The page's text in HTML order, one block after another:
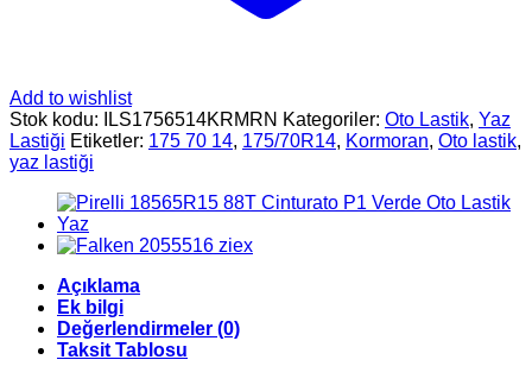
Add to wishlist
Stok kodu:
ILS1756514KRMRN Kategoriler: Oto Lastik, Yaz
Lastiği Etiketler: 175 70 14, 175/70R14, Kormoran, Oto lastik,
yaz lastiği
Açıklama
Ek bilgi
Değerlendirmeler (0)
Taksit Tablosu